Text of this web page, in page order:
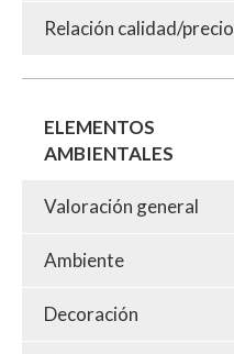
Relación calidad/precio
ELEMENTOS
AMBIENTALES
Valoración general
Ambiente
Decoración